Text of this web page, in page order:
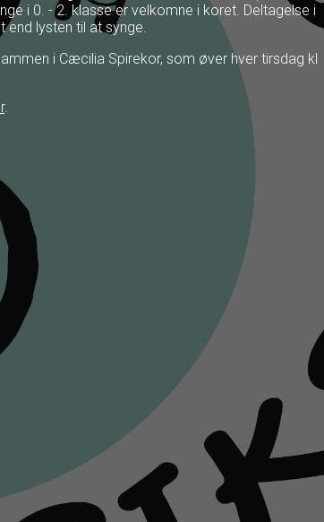
i 0. - 2. klasse er velkomne i koret. Deltagelse i
end lysten til at synge.
i Cæcilia Spirekor, som øver hver tirsdag kl
.